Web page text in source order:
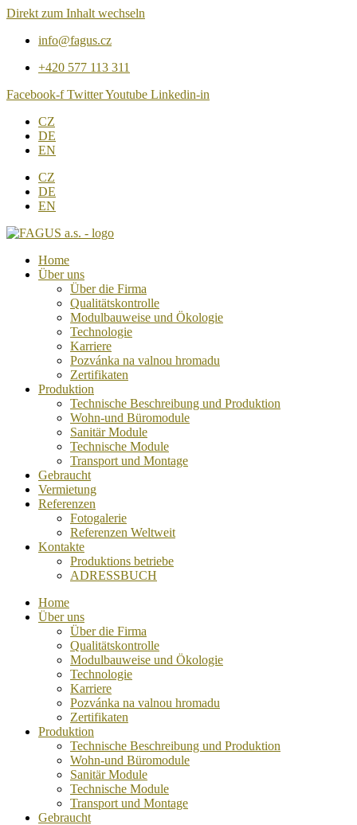
Direkt zum Inhalt wechseln
info@fagus.cz
+420 577 113 311
Facebook-f TwitterYoutube Linkedin-in
CZ
DE
EN
CZ
DE
EN
Home
Über uns
Über die Firma
Qualitätskontrolle
Modulbauweise und Ökologie
Technologie
Karriere
Pozvánka na valnou hromadu
Zertifikaten
Produktion
Technische Beschreibung und Produktion
Wohn-und Büromodule
Sanitär Module
Technische Module
Transport und Montage
Gebraucht
Vermietung
Referenzen
Fotogalerie
Referenzen Weltweit
Kontakte
Produktions betriebe
ADRESSBUCH
Home
Über uns
Über die Firma
Qualitätskontrolle
Modulbauweise und Ökologie
Technologie
Karriere
Pozvánka na valnou hromadu
Zertifikaten
Produktion
Technische Beschreibung und Produktion
Wohn-und Büromodule
Sanitär Module
Technische Module
Transport und Montage
Gebraucht